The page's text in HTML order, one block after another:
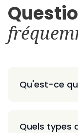
Qu'est-ce
Quels types